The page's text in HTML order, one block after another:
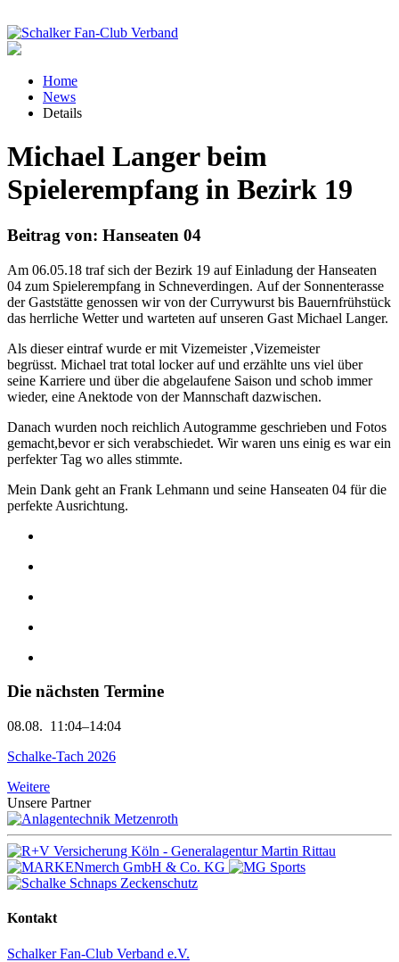
Home
News
Details
Michael Langer beim
Spielerempfang in Bezirk 19
Beitrag von: Hanseaten 04
Am 06.05.18 traf sich der Bezirk 19 auf Einladung der Hanseaten
04 zum Spielerempfang in Schneverdingen. Auf der Sonnenterasse
der Gaststätte genossen wir von der Currywurst bis Bauernfrühstück
das herrliche Wetter und warteten auf unseren Gast Michael Langer.
Als dieser eintraf wurde er mit Vizemeister ,Vizemeister
begrüsst. Michael trat total locker auf und erzählte uns viel über
seine Karriere und über die abgelaufene Saison und schob immer
wieder, eine Anektode von der Mannschaft dazwischen.
Danach wurden noch reichlich Autogramme geschrieben und Fotos
gemacht,bevor er sich verabschiedet. Wir waren uns einig es war ein
perfekter Tag wo alles stimmte.
Mein Dank geht an Frank Lehmann und seine Hanseaten 04 für die
perfekte Ausrichtung.
Die nächsten Termine
08.08. 11:04–14:04
Schalke-Tach 2026
Weitere
Unsere Partner
Kontakt
Schalker Fan-Club Verband e.V.